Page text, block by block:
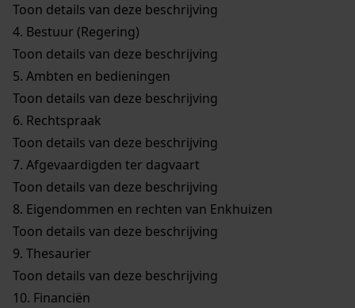
Toon details van deze beschrijving
4. Bestuur (Regering)
Toon details van deze beschrijving
5. Ambten en bedieningen
Toon details van deze beschrijving
6. Rechtspraak
Toon details van deze beschrijving
7. Afgevaardigden ter dagvaart
Toon details van deze beschrijving
8. Eigendommen en rechten van Enkhuizen
Toon details van deze beschrijving
9. Thesaurier
Toon details van deze beschrijving
10. Financiën